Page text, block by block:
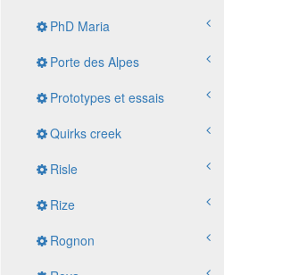
PhD Maria
Porte des Alpes
Prototypes et essais
Quirks creek
Risle
Rize
Rognon